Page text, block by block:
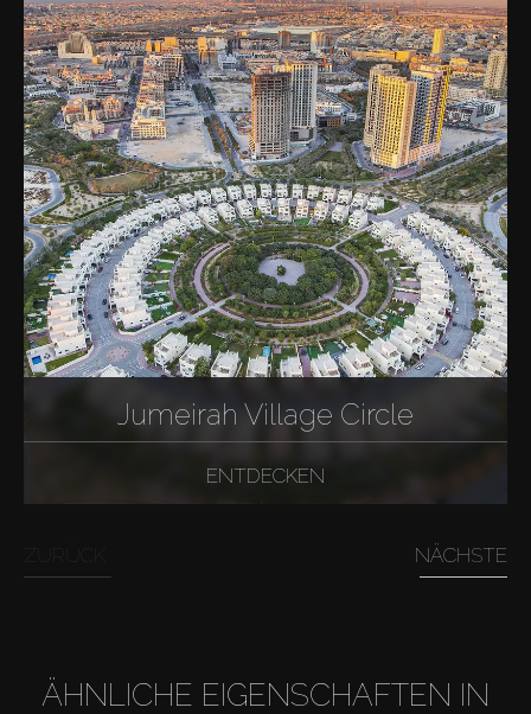
Jumeirah Village Circle
ENTDECKEN
NÄCHSTE
ÄHNLICHE EIGENSCHAFTEN IN